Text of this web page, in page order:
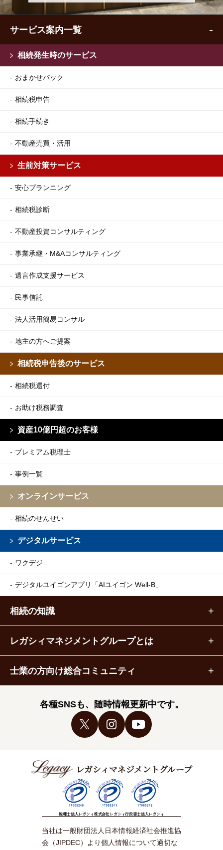
サービス案内一覧
相続発生時のサービス
おまかせパック
相続税申告
相続手続き
不動産売買・活用
生前対策サービス
安心プランニング
相続税診断
不動産投資コンサルティング
事業承継・M&Aコンサルティング
遺言作成支援サービス
民事信託
法人活用簡易コンサル
地主の方へご提案
相続税申告後のサービス
相続税還付
お助け税務調査
資産10億円超のお客様
プレミアム税理士
事例一覧
オンラインサービス
相続のせんせい
デジタルサービス
ワクデジ
デジタルユイゴンアプリ 「AIユイゴン Well-B」
相続の知識
レガシィマネジメントグループとは
士業の方向け総合コミュニティ
各種SNSも、随時情報更新中です。
レガシィマネジメントグループ
税理士法人レガシィ株式会社レガシィ行政書士法人レガシィ
当社は一般財団法人日本情報経済社会推進協
会（JIPDEC）より個人情報について適切な